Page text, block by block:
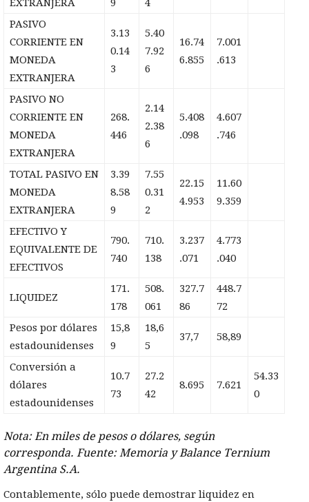
EXTRANJERA
9
4
PASIVO
CORRIENTE EN
MONEDA
EXTRANJERA
3.13
0.14
3
5.40
7.92
6
16.74
6.855
7.001
.613
PASIVO NO
CORRIENTE EN
MONEDA
EXTRANJERA
268.
446
2.14
2.38
6
5.408
.098
4.607
.746
TOTAL PASIVO EN
MONEDA
EXTRANJERA
3.39
8.58
9
7.55
0.31
2
22.15
4.953
11.60
9.359
EFECTIVO Y
EQUIVALENTE DE
EFECTIVOS
790.
740
710.
138
3.237
.071
4.773
.040
LIQUIDEZ
171.
178
508.
061
327.7
86
448.7
72
Pesos por dólares
estadounidenses
15,8
9
18,6
5
37,7 58,89
Conversión a
dólares
estadounidenses
10.7
73
27.2
42
8.695 7.621
54.33
0
Nota: En miles de pesos o dólares, según
corresponda. Fuente: Memoria y Balance Ternium
Argentina S.A.
Contablemente, sólo puede demostrar liquidez en